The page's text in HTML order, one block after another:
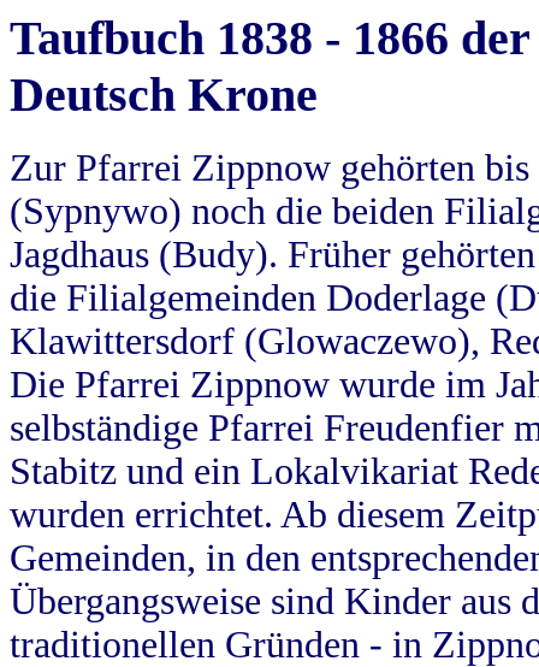
Taufbuch 1838 - 1866
Deutsch Krone
Zur Pfarrei Zippnow gehörten
(Sypnywo) noch die beiden
Jagdhaus (Budy). Früher
die Filialgemeinden Doderlage
Klawittersdorf (Glowaczewo),
Die Pfarrei Zippnow wurde im
selbständige Pfarrei Freudenfier
Stabitz und ein Lokalvikariat
wurden errichtet. Ab diesem
Gemeinden, in den
Übergangsweise sind Kinder aus
traditionellen Gründen - in